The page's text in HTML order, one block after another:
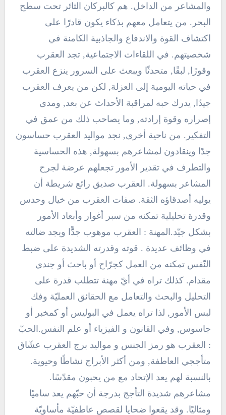
والمشاعر من الداخل. هم كالبركان الثائر تحت سطح
البحر. من يتعامل معهم بذكاء يكون قادرًا على
اكتشاف القوة والاندفاع والجاذبية الكامنة في
شخصيتهم. في اللقاءات الاجتماعية, تجد العقرب
وقورًا, لبقًا, متحدثًا ويبعث على السرور ينزع العقرب
في حياته اليومية إلى العزلة, لكن من يعرف العقرب
جيدًا, يدرك حبه لمراقبة الأحداث عن بعد, ومدى
إصراره وقوة إرادته, وما يصاحب ذلك من عمق في
التفكير. من ناحية أخرى, نجد مواليد العقرب حساسون
جدًا وينقادون لمشاعرهم بسهولة, هذه الحساسية
والتطرف في تقدير الأمور تجعلهم عرضة لجرح
المشاعر بسهولة. العقرب صديق رائع شريطة أن
يوليه أصدقاؤه الثقة. صفات العقرب من خيال وحدس
وقدرة تحليلية تمكنه من سبر أغوار وأبعاد الأمور
بشكل جيّد.المهنة : العقرب موهوب جدًّا ويجد ضالته
في وظائف عديدة . قوته وقدرته الشديدة على ضبط
النّفس تمكنه من العمل كجرّاح أو باحث أو جندي
مقدام. كذلك تراه في أيّ مهنة تتطلب قدرة على
التحليل والبحث والتعامل مع الحقائق العمليّة وفك
لبس الأمور, لذا تراه يعمل في البوليس أو كمخبر أو
جاسوس, وفي القانون و الفيزياء أو علم النفس.الحبّ
: العقرب هو رمز الجنس و مواليد برج العقرب عشّاق
متأججي العاطفة, ومن أكثر الأبراج نشاطًا وحيوية.
بالنسبة لهم يعد الإتحاد مع من يحبون مقدّسًا.
مشاعرهم شديدة التأجج بدرجة أن حبّهم يعد ساميًا
ومثاليًا. وقد يقعوا ضحايا لقصص عاطفيّة مأساويّة